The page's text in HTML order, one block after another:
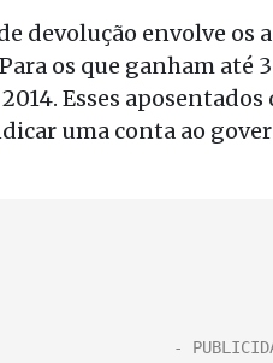
devolução envolve os
os que ganham até
Esses
uma conta ao